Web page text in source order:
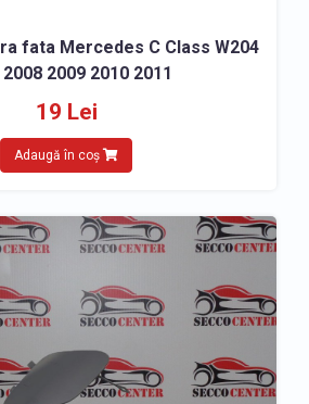
fata Mercedes C Class W204
2009 2010 2011
19 Lei
Adaugă în coș